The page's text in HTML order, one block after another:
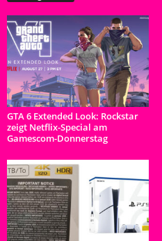
GTA 6 Extended Look: Rockstar
zeigt Netflix-Special am
Gamescom-Donnerstag